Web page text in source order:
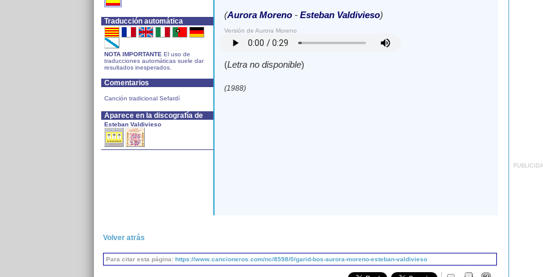
Traducción automática
NOTA IMPORTANTE El uso de
traducciones automáticas suele dar
resultados inesperados.
Comentarios
Canción tradicional Sefardí
Aparece en la discografía de
Esteban Valdivieso
(Aurora Moreno- Esteban Valdivieso)
Versión de Aurora Moreno
(Letra no disponible)
(1988)
Volver atrás
Para citar esta página: https://www.cancioneros.com/nc/8598/0/garid-bos-aurora-moreno-esteban-valdivieso